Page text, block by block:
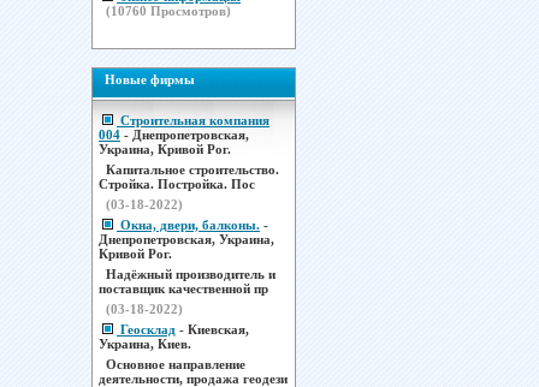
(10760 Просмотров)
Новые фирмы
Строительная компания
004 - Днепропетровская,
Украина, Кривой Рог.
Капитальное строительство.
Стройка. Постройка. Пос
(03-18-2022)
Окна, двери, балконы. -
Днепропетровская, Украина,
Кривой Рог.
Надёжный производитель и
поставщик качественной пр
(03-18-2022)
Геосклад - Киевская,
Украина, Киев.
Основное направление
деятельности, продажа геодези